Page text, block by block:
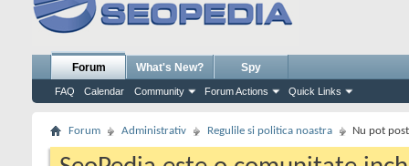
Forum
FAQ Calendar Community Forum Actions Quick Links
What's New? Spy
Forum Administrativ Regulile si politica noastra Nu pot